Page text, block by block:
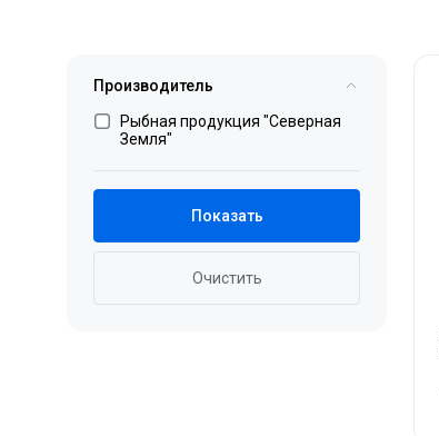
Производитель
Рыбная продукция "Северная
Земля"
Показать
Очистить